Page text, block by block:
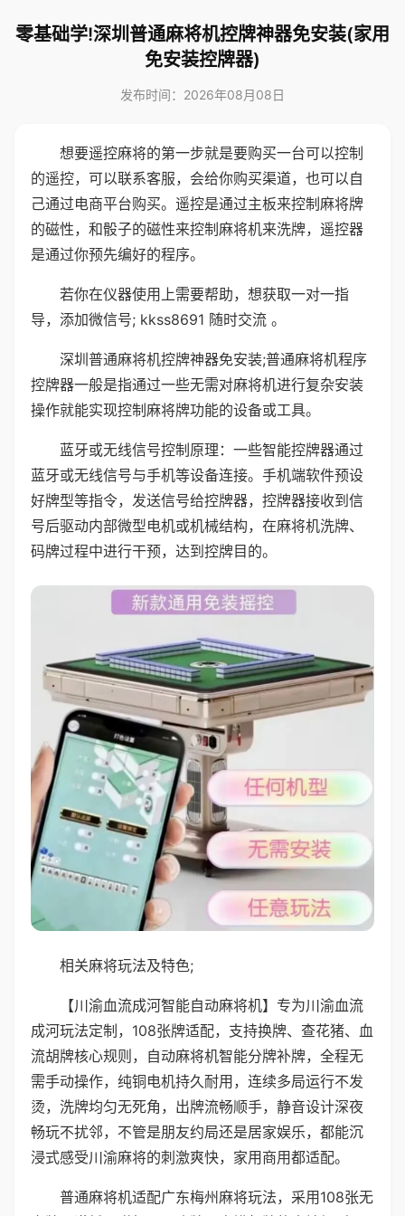
零基础学!深圳普通麻将机控牌神器免安装(家用
免安装控牌器)
发布时间：2026年08月08日
想要遥控麻将的第一步就是要购买一台可以控制
的遥控，可以联系客服，会给你购买渠道，也可以自
己通过电商平台购买。遥控是通过主板来控制麻将牌
的磁性，和骰子的磁性来控制麻将机来洗牌，遥控器
是通过你预先编好的程序。
若你在仪器使用上需要帮助，想获取一对一指
导，添加微信号; kkss8691 随时交流 。
深圳普通麻将机控牌神器免安装;普通麻将机程序
控牌器一般是指通过一些无需对麻将机进行复杂安装
操作就能实现控制麻将牌功能的设备或工具。
蓝牙或无线信号控制原理：一些智能控牌器通过
蓝牙或无线信号与手机等设备连接。手机端软件预设
好牌型等指令，发送信号给控牌器，控牌器接收到信
号后驱动内部微型电机或机械结构，在麻将机洗牌、
码牌过程中进行干预，达到控牌目的。
相关麻将玩法及特色;
【川渝血流成河智能自动麻将机】专为川渝血流
成河玩法定制，108张牌适配，支持换牌、查花猪、血
流胡牌核心规则，自动麻将机智能分牌补牌，全程无
需手动操作，纯铜电机持久耐用，连续多局运行不发
烫，洗牌均匀无死角，出牌流畅顺手，静音设计深夜
畅玩不扰邻，不管是朋友约局还是居家娱乐，都能沉
浸式感受川渝麻将的刺激爽快，家用商用都适配。
普通麻将机适配广东梅州麻将玩法，采用108张无